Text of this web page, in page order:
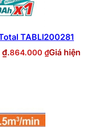
TABLI200281
₫.864.000 ₫Giá hiện